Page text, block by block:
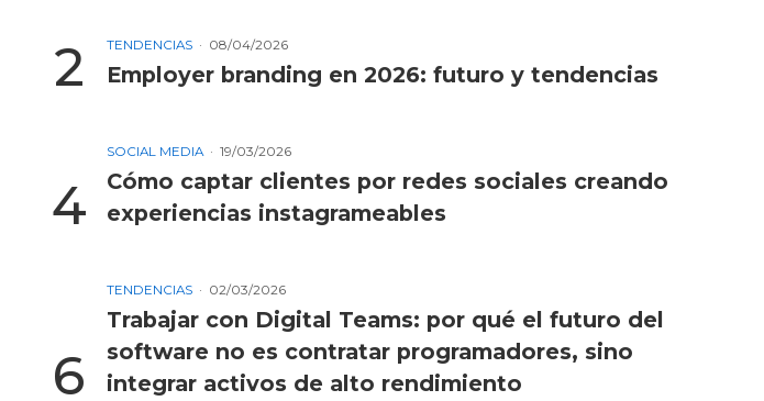
TENDENCIAS 08/04/2026
Employer branding en 2026: futuro y tendencias
SOCIAL MEDIA 19/03/2026
Cómo captar clientes por redes sociales creando
experiencias instagrameables
TENDENCIAS 02/03/2026
Trabajar con Digital Teams: por qué el futuro del
software no es contratar programadores, sino
integrar activos de alto rendimiento